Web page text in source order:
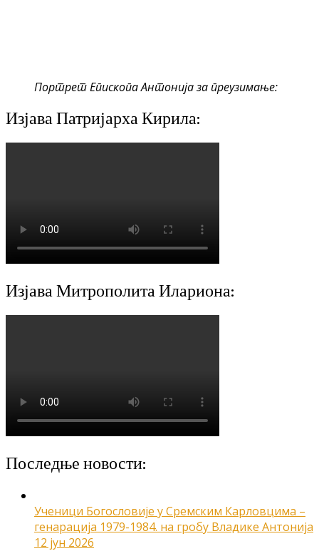
Портрет Епископа Антонија за преузимање:
Изјава Патријарха Кирила:
Изјава Митрополита Илариона:
Последње новости:
Ученици Богословије у Сремским Карловцима –
генарација 1979-1984. на гробу Владике Антонија
12 јун 2026